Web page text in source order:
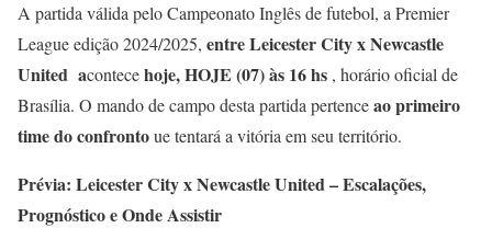
A partida válida pelo Campeonato Inglês de futebol, a Premier
League edição 2024/2025, entre Leicester City x Newcastle
United acontecehoje, HOJE (07) às 16 hs , horário oficial de
Brasília. O mando de campo desta partida pertenceao primeiro
time do confrontoue tentará a vitória em seu território.
Prévia: Leicester City x Newcastle United – Escalações,
Prognóstico e Onde Assistir